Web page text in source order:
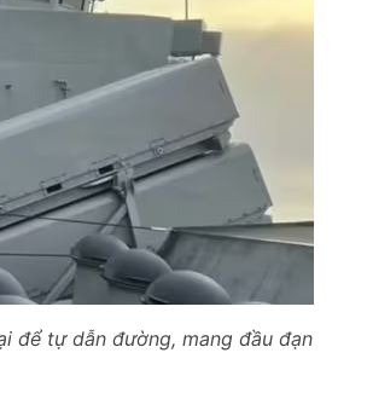
để tự dẫn đường, mang đầu đạn